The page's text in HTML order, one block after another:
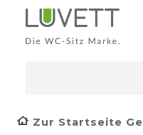
Zur Startseite